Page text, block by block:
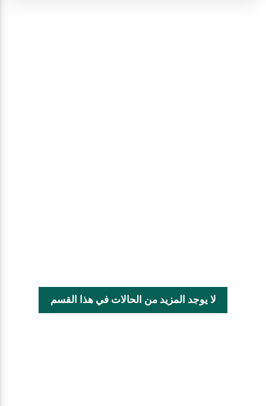
لا يوجد المزيد من الحالات في هذا القسم